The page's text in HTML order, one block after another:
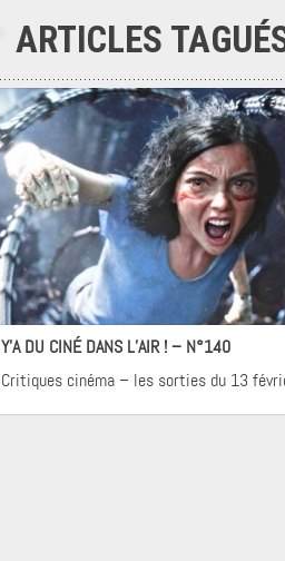
ARTICLES
Cinéma
Y’A DU CINÉ DANS L’AIR ! – N°140
Critiques cinéma – les sorties du 13